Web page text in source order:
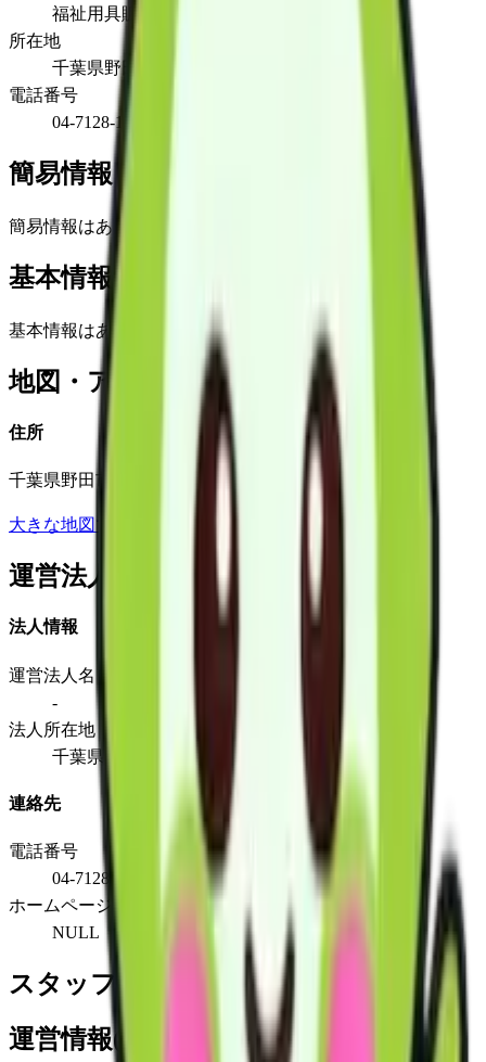
福祉用具販売
所在地
千葉県野田市七光台４２８番地４１
電話番号
04-7128-1533
簡易情報
簡易情報はありません
基本情報(詳細)
基本情報はありません
地図・アクセス
住所
千葉県野田市七光台４２８番地４１
大きな地図で見る
運営法人
法人情報
運営法人名
-
法人所在地
千葉県野田市七光台４２８番地４１
連絡先
電話番号
04-7128-1533
ホームページ
NULL
スタッフ情報
運営情報(詳細)